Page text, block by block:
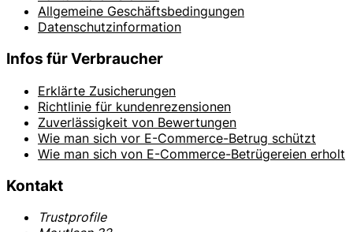
Allgemeine Geschäftsbedingungen
Datenschutzinformation
Infos für Verbraucher
Erklärte Zusicherungen
Richtlinie für kundenrezensionen
Zuverlässigkeit von Bewertungen
Wie man sich vor E-Commerce-Betrug schützt
Wie man sich von E-Commerce-Betrügereien erholt
Kontakt
Trustprofile